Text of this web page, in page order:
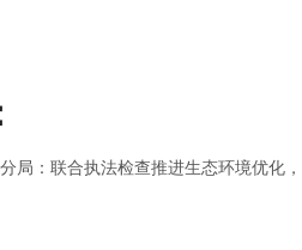
局：联合执法检查推进生态环境优化